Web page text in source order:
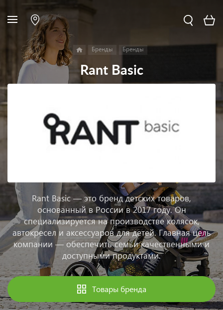
Бренды Бренды
Rant Basic
Rant Basic — это бренд детских товаров,
основанный в России в 2017 году. Он
специализируется на производстве колясок,
автокресел и аксессуаров для детей. Главная цель
компании — обеспечить семьи качественными и
доступными продуктами.
Товары бренда